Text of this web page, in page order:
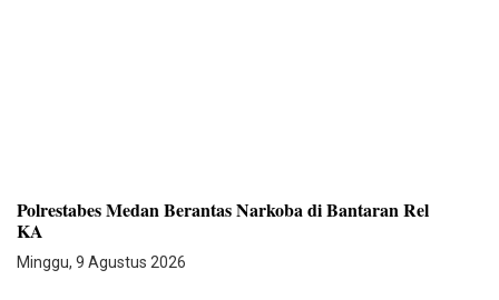
Polrestabes Medan Berantas Narkoba di Bantaran Rel
KA
Minggu, 9 Agustus 2026